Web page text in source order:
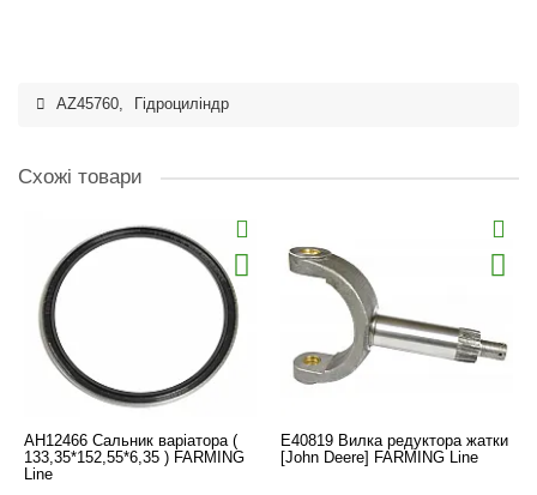
AZ45760, Гідроциліндр
Схожі товари
AH12466 Сальник варіатора (
133,35*152,55*6,35 ) FARMING
Line
E40819 Вилка редуктора жатки
[John Deere] FARMING Line